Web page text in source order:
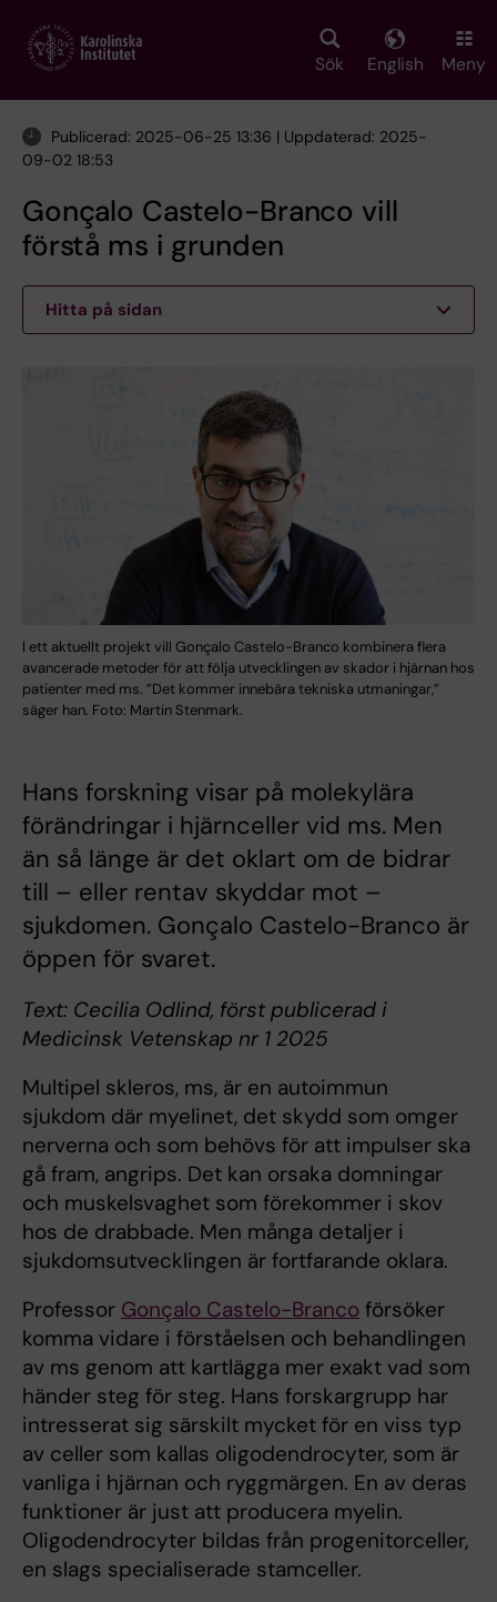
main
Sök English Meny
Publicerad: 2025-06-25 13:36 | Uppdaterad: 2025-
09-02 18:53
Gonçalo Castelo-Branco vill
förstå ms i grunden
Hitta på sidan
I ett aktuellt projekt vill Gonçalo Castelo-Branco kombinera flera
avancerade metoder för att följa utvecklingen av skador i hjärnan hos
patienter med ms. ”Det kommer innebära tekniska utmaningar,”
säger han. Foto: Martin Stenmark.
Hans forskning visar på molekylära
förändringar i hjärnceller vid ms. Men
än så länge är det oklart om de bidrar
till – eller rentav skyddar mot –
sjukdomen. Gonçalo Castelo-Branco är
öppen för svaret.
Text: Cecilia Odlind, först publicerad i
Medicinsk Vetenskap nr 1 2025
Multipel skleros, ms, är en autoimmun
sjukdom där myelinet, det skydd som omger
nerverna och som behövs för att impulser ska
gå fram, angrips. Det kan orsaka domningar
och muskelsvaghet som förekommer i skov
hos de drabbade. Men många detaljer i
sjukdomsutvecklingen är fortfarande oklara.
Professor Gonçalo Castelo-Branco försöker
komma vidare i förståelsen och behandlingen
av ms genom att kartlägga mer exakt vad som
händer steg för steg. Hans forskargrupp har
intresserat sig särskilt mycket för en viss typ
av celler som kallas oligodendrocyter, som är
vanliga i hjärnan och ryggmärgen. En av deras
funktioner är just att producera myelin.
Oligodendrocyter bildas från progenitorceller,
en slags specialiserade stamceller.